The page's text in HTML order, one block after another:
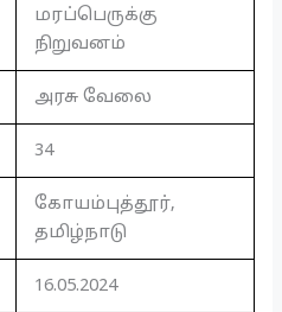
மரப்பெருக்கு
நிறுவனம்
அரசு வேலை
34
கோயம்புத்தூர்,
தமிழ்நாடு
16.05.2024